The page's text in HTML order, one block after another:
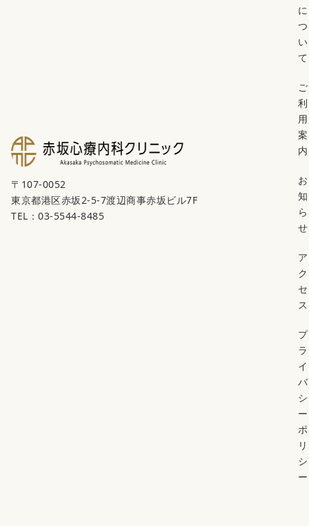
〒107-0052
東京都港区赤坂2-5-7渡辺商事赤坂ビル7F
TEL：03-5544-8485
に
つ
い
て
ご
利
用
案
内
お
知
ら
せ
ア
ク
セ
ス
プ
ラ
イ
バ
シ
ー
ポ
リ
シ
ー